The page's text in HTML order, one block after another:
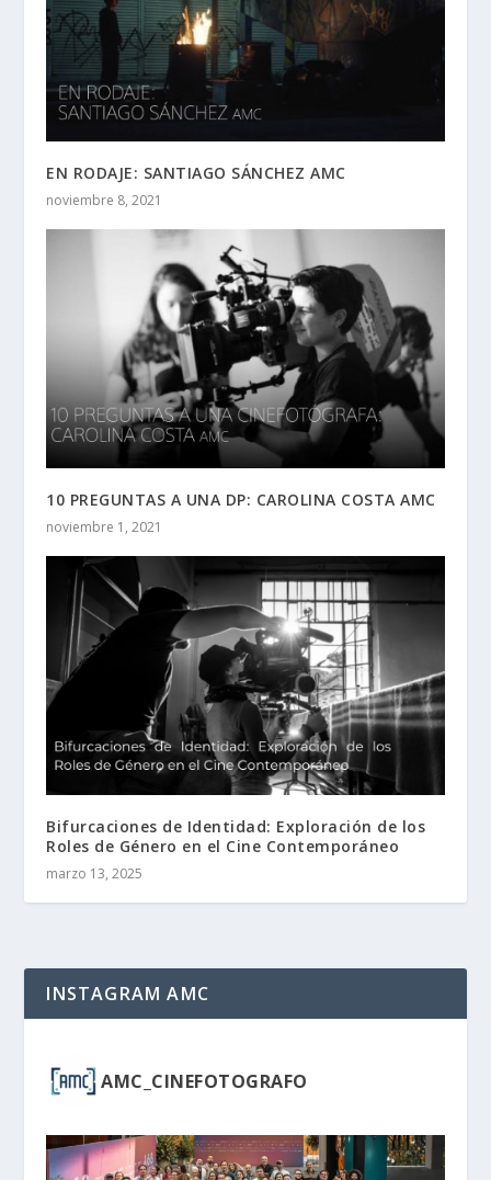
EN RODAJE: SANTIAGO SÁNCHEZ AMC
noviembre 8, 2021
10 PREGUNTAS A UNA DP: CAROLINA COSTA AMC
noviembre 1, 2021
Bifurcaciones de Identidad: Exploración de los
Roles de Género en el Cine Contemporáneo
marzo 13, 2025
INSTAGRAM AMC
AMC_CINEFOTOGRAFO